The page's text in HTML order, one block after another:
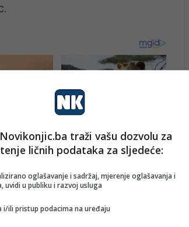
traži vašu dozvolu za
ličnih podataka za sljedeće:
oglašavanje i sadržaj, mjerenje oglašavanja i
uvidi u publiku i razvoj usluga
i/ili pristup podacima na uređaju